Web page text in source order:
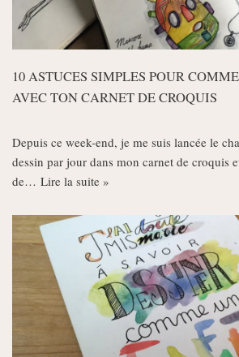
10 ASTUCES SIMPLES POUR
AVEC TON CARNET DE CROQUIS
Depuis ce week-end, je me suis lancée le
dessin par jour dans mon carnet de croquis
de… Lire la suite »